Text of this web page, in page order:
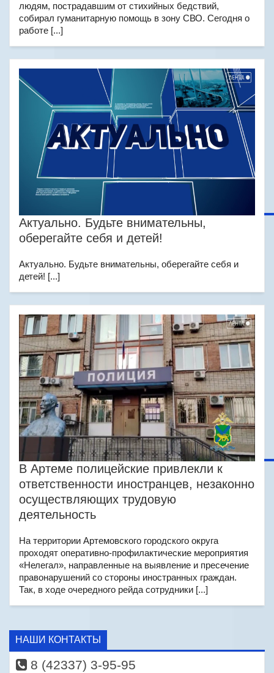
людям, пострадавшим от стихийных бедствий,
собирал гуманитарную помощь в зону СВО. Сегодня о
работе [...]
Актуально. Будьте внимательны,
оберегайте себя и детей!
Актуально. Будьте внимательны, оберегайте себя и
детей! [...]
В Артеме полицейские привлекли к
ответственности иностранцев, незаконно
осуществляющих трудовую
деятельность
На территории Артемовского городского округа
проходят оперативно-профилактические мероприятия
«Нелегал», направленные на выявление и пресечение
правонарушений со стороны иностранных граждан.
Так, в ходе очередного рейда сотрудники [...]
НАШИ КОНТАКТЫ
8 (42337) 3-95-95